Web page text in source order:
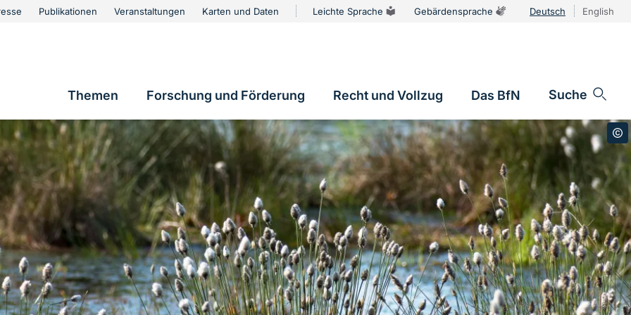
Publikationen Veranstaltungen Karten und Daten Leichte Sprache Gebärdensprache Deutsch English
Hauptnavigation
Themen Forschung und Förderung Recht und Vollzug Das BfN Suche